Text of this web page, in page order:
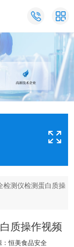
检测仪检测蛋白质操
质操作视频
：恒美食品安全